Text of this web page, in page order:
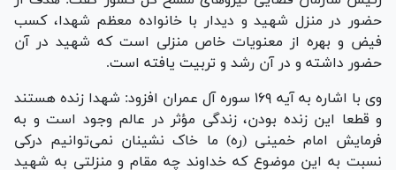
حضور در منزل شهید و دیدار با خانواده معظم شهدا، کسب
فیض و بهره از معنویات خاص منزلی است که شهید در آن
حضور داشته و در آن رشد و تربیت یافته است.
وی با اشاره به آیه ۱۶۹ سوره آل عمران افزود: شهدا زنده هستند
و قطعا این زنده بودن، زندگی مؤثر در عالم وجود است و به
فرمایش امام خمینی (ره) ما خاک نشینان نمی‌توانیم درکی
نسبت به این موضوع که خداوند چه مقام و منزلتی به شهید